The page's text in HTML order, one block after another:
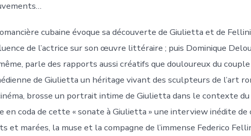
cubaine évoque sa découverte de Giulietta et de
de l’actrice sur son œuvre littéraire ; puis Dominique
parle des rapports aussi créatifs que douloureux du
de Giulietta un héritage vivant des sculpteurs de l’art
brosse un portrait intime de Giulietta dans le contexte du
en coda de cette « sonate à Giulietta » une interview inédite de
et marées, la muse et la compagne de l’immense Federico